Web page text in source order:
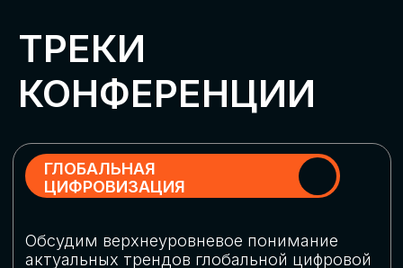
ЦИФРОВИЗАЦИЯ
МАРКЕТИНГА И ПРОДАЖ
Обменяемся опытом, какие ИИ-решения
в маркетинге и продажах наиболее
рекламными кампаниями показывают
наибольшую эффективность
РОБОТИЗАЦИЯ